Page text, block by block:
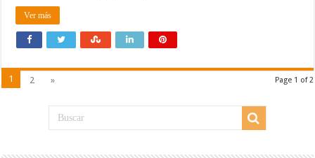
Ver más
Page 1 of 2
1 2 »